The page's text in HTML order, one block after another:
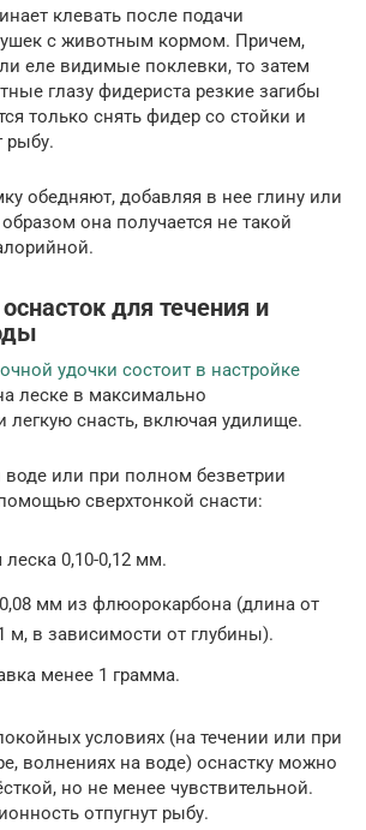
клевать после подачи
с животным кормом. Причем,
еле видимые поклевки, то затем
глазу фидериста резкие загибы
только снять фидер со стойки и
рыбу.
обедняют, добавляя в нее глину или
она получается не такой
для течения и
удочки состоит в настройке
леске в максимально
легкую снасть, включая удилище.
или при полном безветрии
сверхтонкой снасти:
0,10-0,12 мм.
мм из флюорокарбона (длина от
м, в зависимости от глубины).
менее 1 грамма.
условиях (на течении или при
волнениях на воде) оснастку можно
но не менее чувствительной.
отпугнут рыбу.